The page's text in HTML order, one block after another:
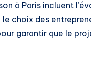
à Paris incluent
choix des
garantir que le